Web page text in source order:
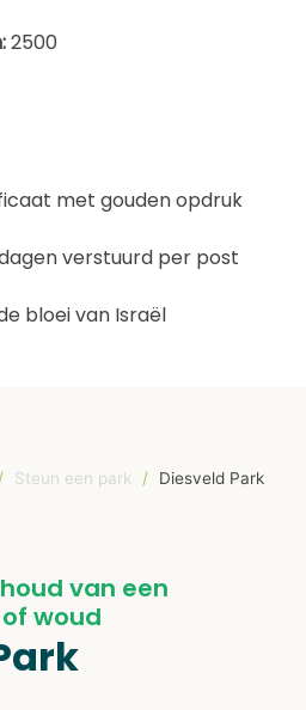
2500
met gouden opdruk
verstuurd per post
bloei van Israël
/ Steun een park / Diesveld Park
van een
woud